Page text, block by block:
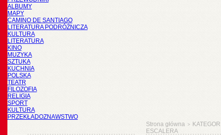
ALBUMY
MAPY
CAMINO DE SANTIAGO
LITERATURA PODRÓŻNICZA
KULTURA
LITERATURA
KINO
MUZYKA
SZTUKA
KUCHNIA
POLSKA
TEATR
FILOZOFIA
RELIGIA
SPORT
KULTURA
PRZEKŁADOZNAWSTWO
Strona główna >
ESCALERA